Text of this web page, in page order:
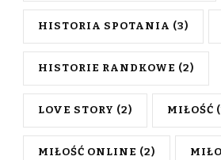
HISTORIA SPOTANIA (3)
HISTORIE RANDKOWE (2)
LOVE STORY (2) MIŁOŚĆ
MIŁOŚĆ ONLINE (2)